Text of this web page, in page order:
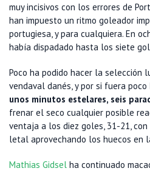
muy incisivos con los errores de
han impuesto un ritmo goleador
portugiesa, y para cualquiera. En
había dispadado hasta los siete
Poco ha podido hacer la selección
vendaval danés, y por si fuera poco
unos minutos estelares, seis
frenar el seco cualquier posible
ventaja a los diez goles, 31-21, con
letal aprovechando los huecos en
Mathias Gidsel ha continuado